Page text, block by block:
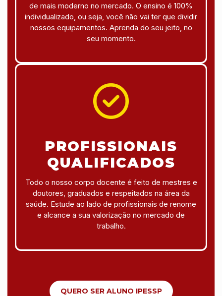
de mais moderno no mercado. O ensino é 100%
individualizado, ou seja, você não vai ter que dividir
nossos equipamentos. Aprenda do seu jeito, no
seu momento.
PROFISSIONAIS
QUALIFICADOS
Todo o nosso corpo docente é feito de mestres e
doutores, graduados e respeitados na área da
saúde. Estude ao lado de profissionais de renome
e alcance a sua valorização no mercado de
trabalho.
QUERO SER ALUNO IPESSP